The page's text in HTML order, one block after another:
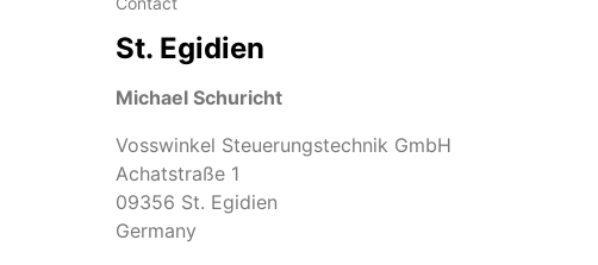
St. Egidien
Michael Schuricht
Vosswinkel Steuerungstechnik GmbH
Achatstraße 1
09356 St. Egidien
Germany